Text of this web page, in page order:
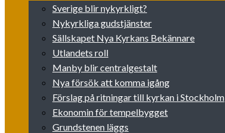
Sverige blir nykyrkligt?
Nykyrkliga gudstjänster
Sällskapet Nya Kyrkans Bekännare
Utlandets roll
Manby blir centralgestalt
Nya försök att komma igång
Förslag på ritningar till kyrkan i Stockholm
Ekonomin för tempelbygget
Grundstenen läggs